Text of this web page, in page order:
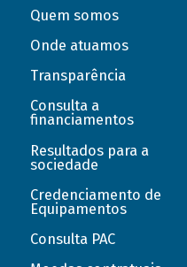
Quem somos
Onde atuamos
Transparência
Consulta a
financiamentos
Resultados para a
sociedade
Credenciamento de
Equipamentos
Consulta PAC